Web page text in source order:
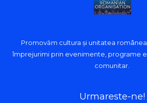
Promovăm cultura și unitatea
împrejurimi prin evenimente, programe
comunitar.
Urmareste-ne!